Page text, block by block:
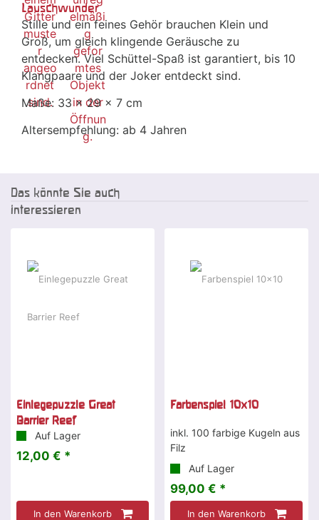
Lauschwunder
Stille und ein feines Gehör brauchen Klein und
Groß, um gleich klingende Geräusche zu
entdecken. Viel Schüttel-Spaß ist garantiert, bis 10
Klangpaare und der Joker entdeckt sind.
Maße: 33 x 29 x 7 cm
Altersempfehlung: ab 4 Jahren
Das könnte Sie auch
interessieren
Einlegepuzzle Great
Barrier Reef
Auf Lager
12,00 € *
In den Warenkorb
Farbenspiel 10x10
inkl. 100 farbige Kugeln aus
Filz
Auf Lager
99,00 € *
In den Warenkorb